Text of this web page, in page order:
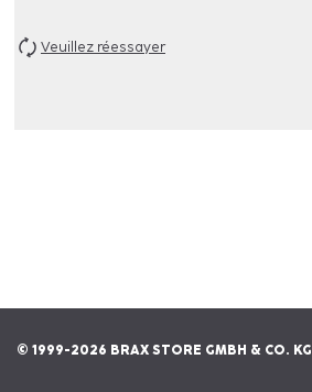
Veuillez réessayer
© 1999-2026 BRAX STORE GMBH & CO. KG